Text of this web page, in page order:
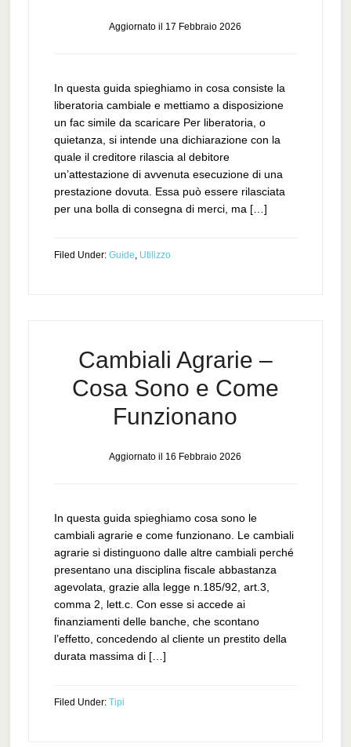
Aggiornato il 17 Febbraio 2026
In questa guida spieghiamo in cosa consiste la
liberatoria cambiale e mettiamo a disposizione
un fac simile da scaricare Per liberatoria, o
quietanza, si intende una dichiarazione con la
quale il creditore rilascia al debitore
un’attestazione di avvenuta esecuzione di una
prestazione dovuta. Essa può essere rilasciata
per una bolla di consegna di merci, ma […]
Filed Under: Guide, Utilizzo
Cambiali Agrarie –
Cosa Sono e Come
Funzionano
Aggiornato il 16 Febbraio 2026
In questa guida spieghiamo cosa sono le
cambiali agrarie e come funzionano. Le cambiali
agrarie si distinguono dalle altre cambiali perché
presentano una disciplina fiscale abbastanza
agevolata, grazie alla legge n.185/92, art.3,
comma 2, lett.c. Con esse si accede ai
finanziamenti delle banche, che scontano
l’effetto, concedendo al cliente un prestito della
durata massima di […]
Filed Under: Tipi